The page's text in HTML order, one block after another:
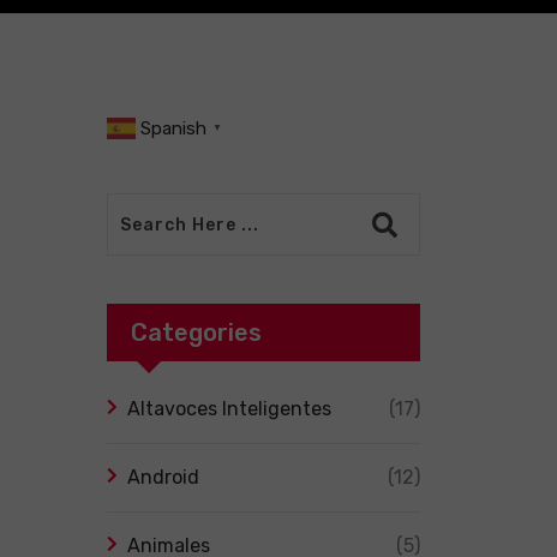
Spanish ▼
Categories
Altavoces Inteligentes (17)
Android (12)
Animales (5)